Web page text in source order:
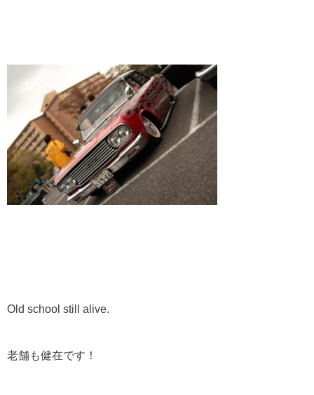
Old school still alive.
老舗も健在です！